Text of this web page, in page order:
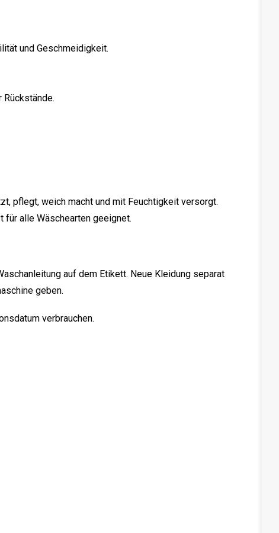
und Geschmeidigkeit.
pflegt, weich macht und mit Feuchtigkeit versorgt.
alle Wäschearten geeignet.
auf dem Etikett. Neue Kleidung separat
geben.
verbrauchen.